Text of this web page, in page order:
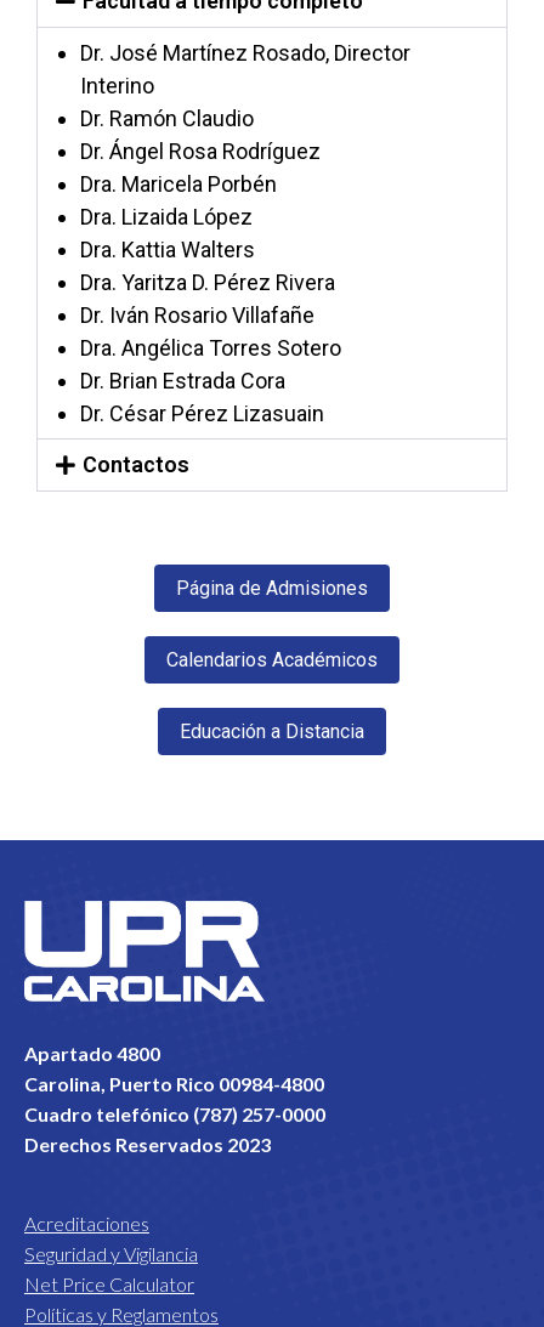
Dr. José Martínez Rosado, Director
Interino
Dr. Ramón Claudio
Dr. Ángel Rosa Rodríguez
Dra. Maricela Porbén
Dra. Lizaida López
Dra. Kattia Walters
Dra. Yaritza D. Pérez Rivera
Dr. Iván Rosario Villafañe
Dra. Angélica Torres Sotero
Dr. Brian Estrada Cora
Dr. César Pérez Lizasuain
Contactos
Página de Admisiones
Calendarios Académicos
Educación a Distancia
Apartado 4800
Carolina, Puerto Rico 00984-4800
Cuadro telefónico (787) 257-0000
Derechos Reservados 2023
Acreditaciones
Seguridad y Vigilancia
Net Price Calculator
Políticas y Reglamentos